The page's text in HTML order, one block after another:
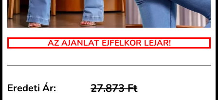
AZ AJÁNLAT ÉJFÉLKOR LEJÁR!
Eredeti Ár: 27.873 Ft